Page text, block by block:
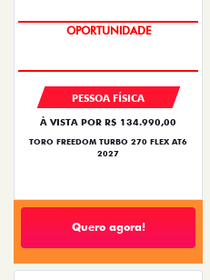
PESSOA FÍSICA
À VISTA POR R$ 134.990,00
TORO FREEDOM TURBO 270 FLEX AT6
2027
Quero agora!